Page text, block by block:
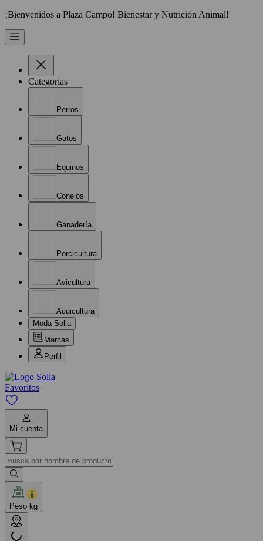
¡Bienvenidos a Plaza Campo! Bienestar y Nutrición Animal!
Categorías
Perros
Gatos
Equinos
Conejos
Ganadería
Porcicultura
Avicultura
Acuicultura
Moda Solla
Marcas
Perfil
Favoritos
Mi cuenta
Peso kg